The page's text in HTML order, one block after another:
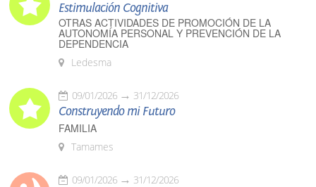
Estimulación Cognitiva
OTRAS ACTIVIDADES DE PROMOCIÓN DE LA
AUTONOMÍA PERSONAL Y PREVENCIÓN DE LA
DEPENDENCIA
Ledesma
09/01/2026 31/12/2026
Construyendo mi Futuro
FAMILIA
Tamames
09/01/2026 31/12/2026